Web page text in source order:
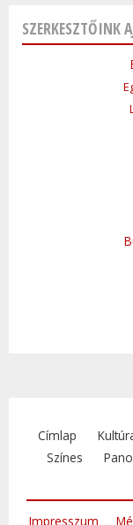
SZERKESZTŐINK
Címlap
Színes
Impresszum